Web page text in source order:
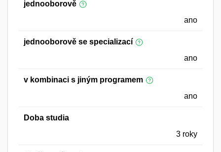
jednooborově
ano
jednooborově se specializací
ano
v kombinaci s jiným programem
ano
Doba studia
3 roky